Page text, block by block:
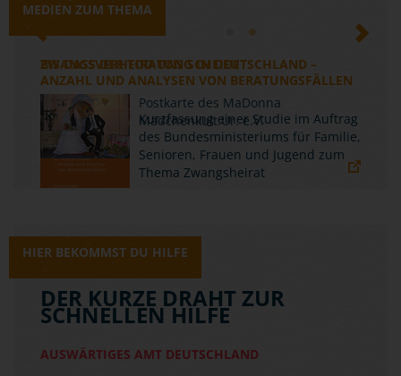
MEDIEN ZUM THEMA
ZWANGSVERHEIRATUNG IN DEUTSCHLAND –
ANZAHL UND ANALYSEN VON BERATUNGSFÄLLEN
Kurzfassung einer Studie im Auftrag
des Bundesministeriums für Familie,
Senioren, Frauen und Jugend zum
Thema Zwangsheirat
Previous Next
HIER BEKOMMST DU HILFE